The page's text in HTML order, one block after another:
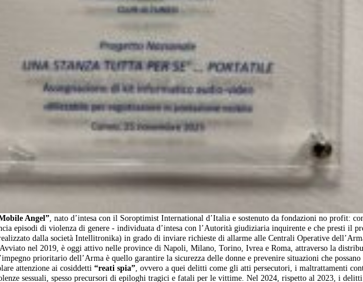
Angel”, nato d’intesa con il Soroptimist International d’Italia e sostenuto da fondazioni no profit:
episodi di violenza di genere - individuata d’intesa con l’Autorità giudiziaria inquirente e che presti il
dalla società Intellitronika) in grado di inviare richieste di allarme alle Centrali Operative
nel 2019, è oggi attivo nelle province di Napoli, Milano, Torino, Ivrea e Roma, attraverso la
prioritario dell’Arma è quello garantire la sicurezza delle donne e prevenire situazioni che possano
attenzione ai cosiddetti“reati spia”, ovvero a quei delitti come gli atti persecutori, i maltrattamenti
sessuali, spesso precursori di epiloghi tragici e fatali per le vittime. Nel 2024, rispetto al 2023, i delitti